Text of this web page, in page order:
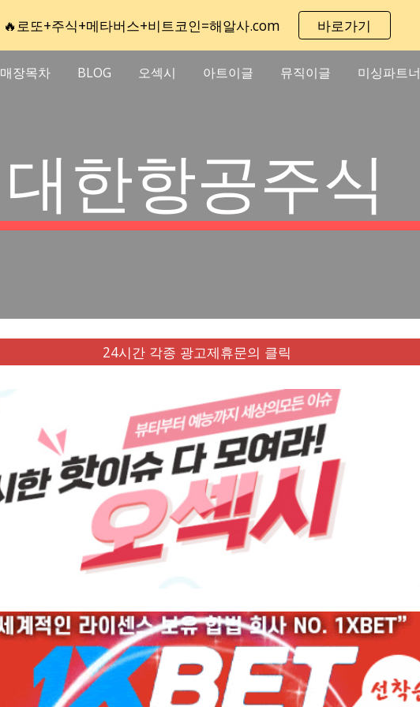
Skip to main content Skip to navigation
🔥로또+주식+메타버스+비트코인=해알사.com 바로가기
매장목차 BLOG 오섹시 아트이글 뮤직이글 미싱파트너
대한항공주식
24시간 각종 광고제휴문의 클릭